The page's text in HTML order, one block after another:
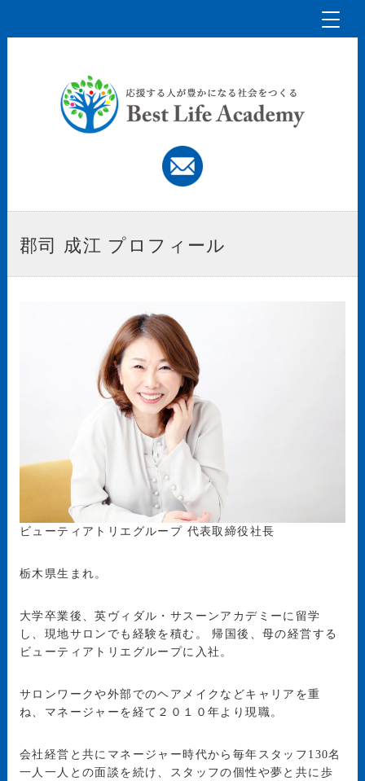
郡司 成江 プロフィール
ビューティアトリエグループ 代表取締役社長
栃木県生まれ。
大学卒業後、英ヴィダル・サスーンアカデミーに留学
し、現地サロンでも経験を積む。 帰国後、母の経営する
ビューティアトリエグループに入社。
サロンワークや外部でのヘアメイクなどキャリアを重
ね、マネージャーを経て２０１０年より現職。
会社経営と共にマネージャー時代から毎年スタッフ130名
一人一人との面談を続け、スタッフの個性や夢と共に歩